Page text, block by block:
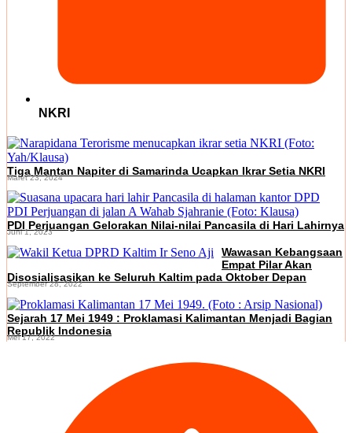
NKRI
Tiga Mantan Napiter di Samarinda Ucapkan Ikrar Setia NKRI
Maret 23, 2024
PDI Perjuangan Gelorakan Nilai-nilai Pancasila di Hari Lahirnya
Juni 1, 2023
Wawasan Kebangsaan
Empat Pilar Akan
Disosialisasikan ke Seluruh Kaltim pada Oktober Depan
September 28, 2022
Sejarah 17 Mei 1949 : Proklamasi Kalimantan Menjadi Bagian
Republik Indonesia
Mei 17, 2022